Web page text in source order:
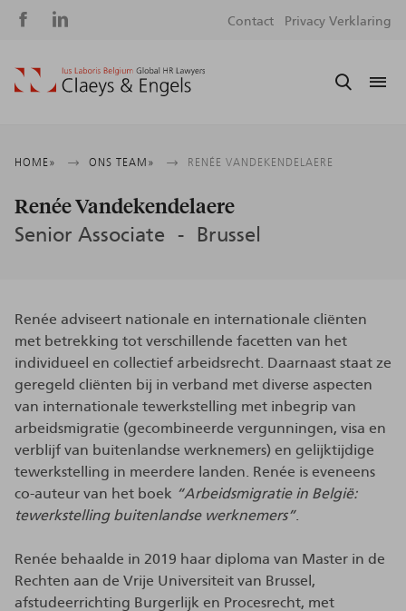
Social
Contact Privacy Verklaring
Kruimelpad
HOME ONS TEAM RENÉE VANDEKENDELAERE
Renée Vandekendelaere
Senior Associate Brussel
Renée adviseert nationale en internationale cliënten
met betrekking tot verschillende facetten van het
individueel en collectief arbeidsrecht. Daarnaast staat ze
geregeld cliënten bij in verband met diverse aspecten
van internationale tewerkstelling met inbegrip van
arbeidsmigratie (gecombineerde vergunningen, visa en
verblijf van buitenlandse werknemers) en gelijktijdige
tewerkstelling in meerdere landen. Renée is eveneens
co-auteur van het boek “Arbeidsmigratie in België:
tewerkstelling buitenlandse werknemers”.
Renée behaalde in 2019 haar diploma van Master in de
Rechten aan de Vrije Universiteit van Brussel,
afstudeerrichting Burgerlijk en Procesrecht, met